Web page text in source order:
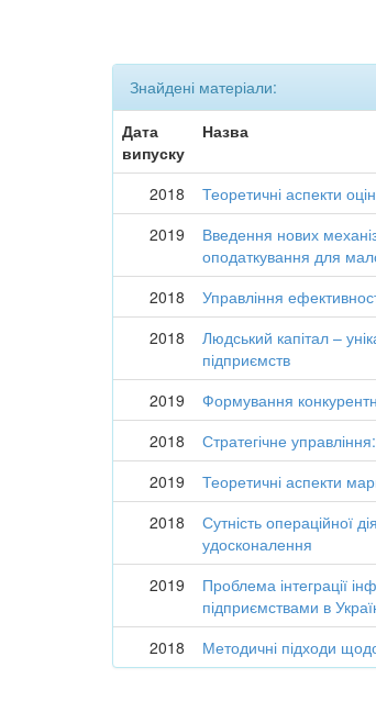
Знайдені матеріали:
Дата
випуску
Назва
2018 Теоретичні аспекти
2019
Введення нових
оподаткування для
2018 Управління
2018
Людський капітал –
підприємств
2019
Формування
2018
Стратегічне
2019
Теоретичні аспекти
2018
Сутність операційної
удосконалення
2019
Проблема інтеграції
підприємствами в
2018 Методичні підходи